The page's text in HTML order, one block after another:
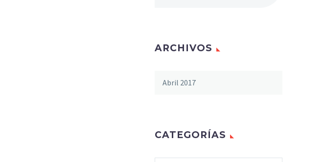
ARCHIVOS
Abril 2017
CATEGORÍAS